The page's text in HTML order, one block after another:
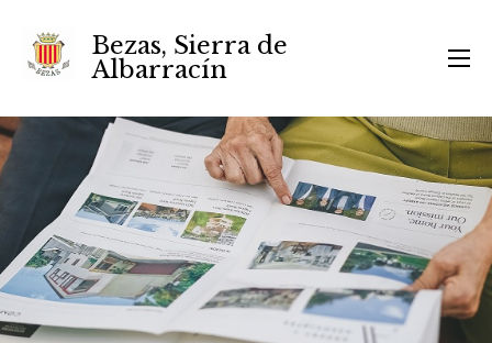
Bezas, Sierra de
Albarracín